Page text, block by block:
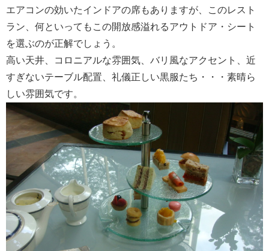
エアコンの効いたインドアの席もありますが、このレスト
ラン、何といってもこの開放感溢れるアウトドア・シート
を選ぶのが正解でしょう。
高い天井、コロニアルな雰囲気、バリ風なアクセント、近
すぎないテーブル配置、礼儀正しい黒服たち・・・素晴ら
しい雰囲気です。